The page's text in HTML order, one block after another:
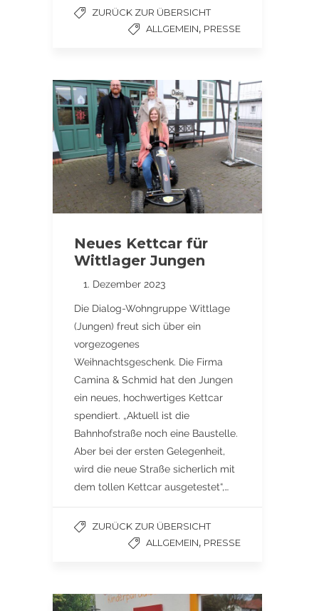
ZURÜCK ZUR ÜBERSICHT
ALLGEMEIN, PRESSE
Neues Kettcar für
Wittlager Jungen
1. Dezember 2023
Die Dialog-Wohngruppe Wittlage
(Jungen) freut sich über ein
vorgezogenes
Weihnachtsgeschenk. Die Firma
Camina & Schmid hat den Jungen
ein neues, hochwertiges Kettcar
spendiert. „Aktuell ist die
Bahnhofstraße noch eine Baustelle.
Aber bei der ersten Gelegenheit,
wird die neue Straße sicherlich mit
dem tollen Kettcar ausgetestet“,…
ZURÜCK ZUR ÜBERSICHT
ALLGEMEIN, PRESSE